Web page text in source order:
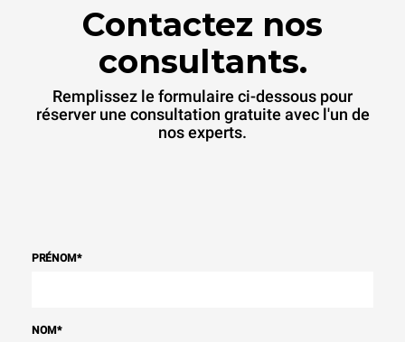
Contactez nos
consultants.
Remplissez le formulaire ci-dessous pour
réserver une consultation gratuite avec l'un de
nos experts.
PRÉNOM*
NOM*